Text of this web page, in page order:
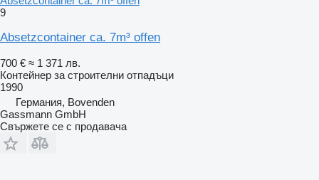
9
Absetzcontainer ca. 7m³ offen
700 € ≈ 1 371 лв.
Контейнер за строителни отпадъци
1990
Германия, Bovenden
Gassmann GmbH
Свържете се с продавача